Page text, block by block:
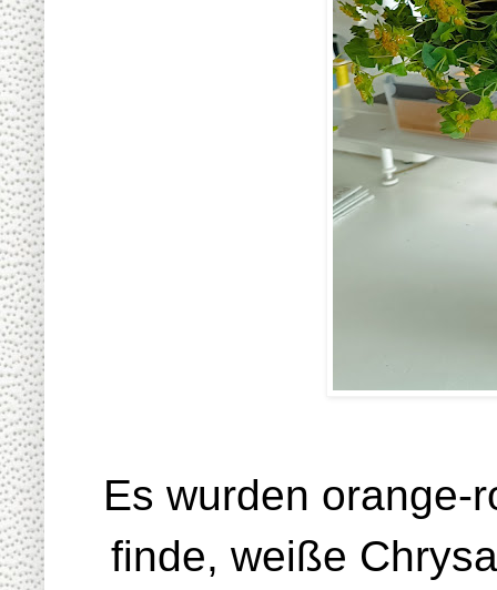
Es wurden orange-
finde, weiße